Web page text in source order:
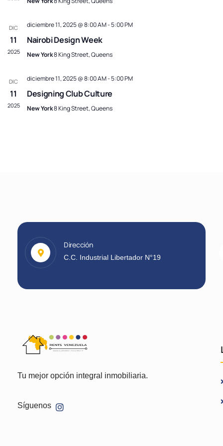
DIC
11
2025
diciembre 11, 2025 @ 8:00 AM-5:00 PM
Nairobi Design Week
New York8 King Street, Queens
DIC
11
2025
diciembre 11, 2025 @ 8:00 AM-5:00 PM
Designing Club Culture
New York8 King Street, Queens
Dirección
C.C. Industrial Libertador N°19
Tu mejor opción integral inmobiliaria.
Síguenos